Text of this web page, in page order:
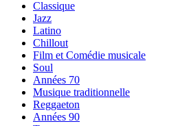
Classique
Jazz
Latino
Chillout
Film et Comédie musicale
Soul
Années 70
Musique traditionnelle
Reggaeton
Années 90